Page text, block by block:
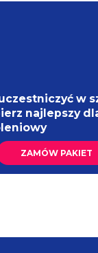
w
najlepszy
ZAMÓW PAKIET